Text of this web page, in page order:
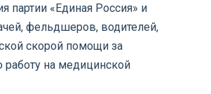
партии «Единая Россия» и
фельдшеров, водителей,
скорой помощи за
на медицинской